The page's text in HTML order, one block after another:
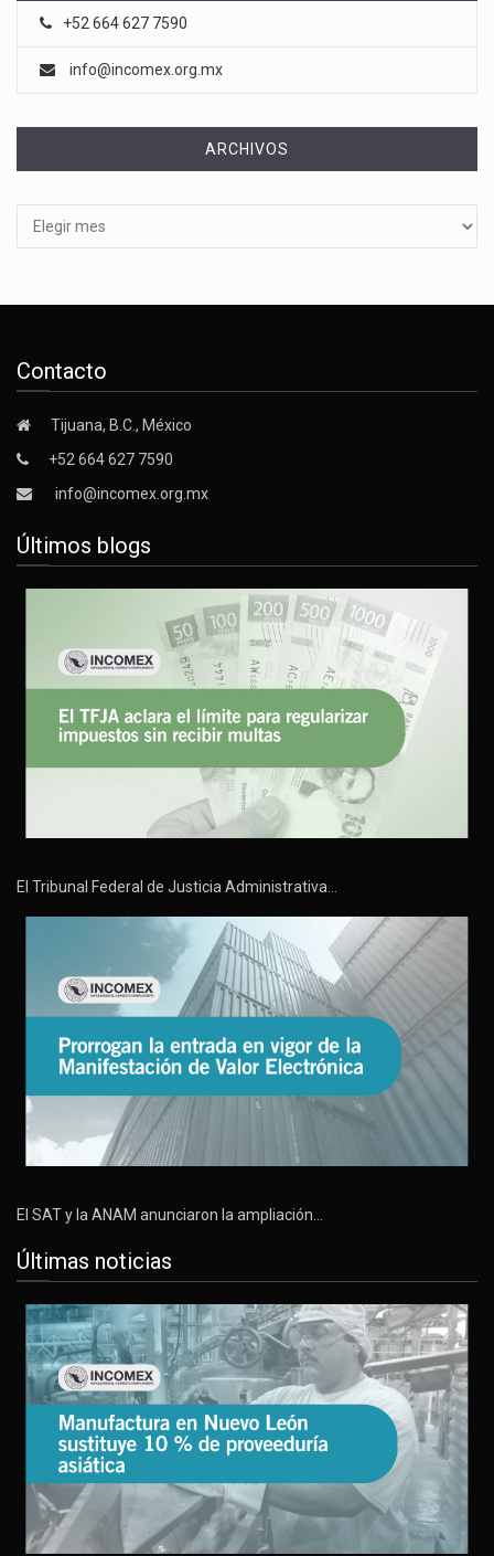
+52 664 627 7590
info@incomex.org.mx
ARCHIVOS
Contacto
Tijuana, B.C., México
+52 664 627 7590
info@incomex.org.mx
Últimos blogs
El Tribunal Federal de Justicia Administrativa…
El SAT y la ANAM anunciaron la ampliación…
Últimas noticias